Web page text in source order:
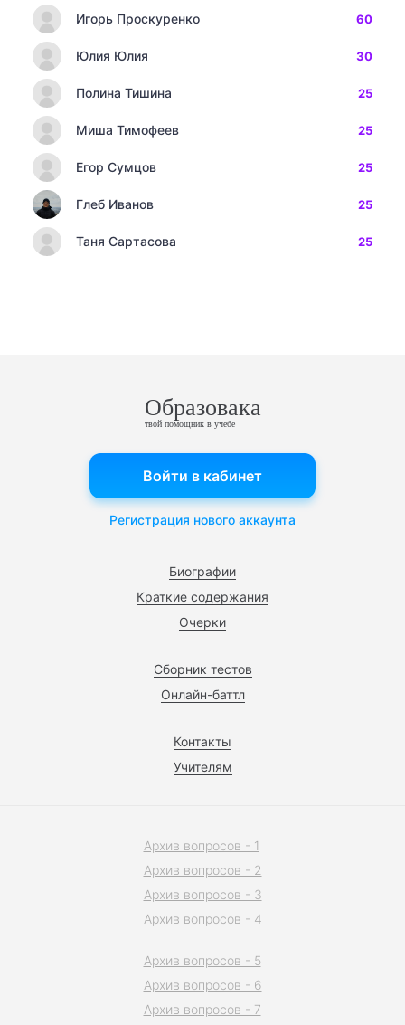
Игорь Проскуренко 60
Юлия Юлия 30
Полина Тишина 25
Миша Тимофеев 25
Егор Сумцов 25
Глеб Иванов 25
Таня Сартасова 25
Образовака
твой помощник в учебе
Биографии
Краткие содержания
Очерки
Сборник тестов
Онлайн-баттл
Контакты
Учителям
Войти в кабинет
Регистрация нового аккаунта
Архив вопросов - 1
Архив вопросов - 2
Архив вопросов - 3
Архив вопросов - 4
Архив вопросов - 5
Архив вопросов - 6
Архив вопросов - 7